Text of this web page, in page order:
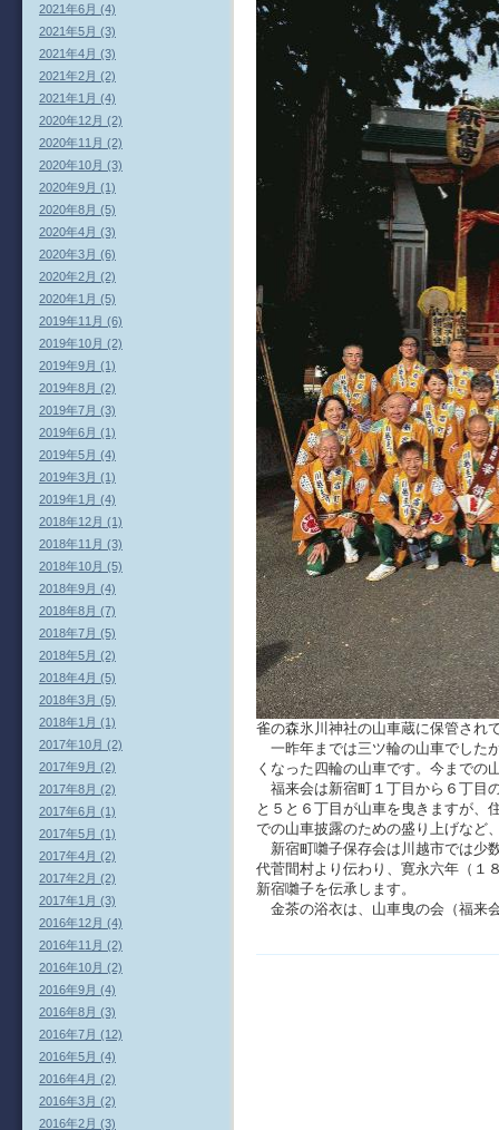
雀の森氷川神社の山車蔵に保管され
一昨年までは三ツ輪の山車でした
くなった四輪の山車です。今までの
福来会は新宿町１丁目から６丁目
と５と６丁目が山車を曳きますが、
での山車披露のための盛り上げなど
新宿町囃子保存会は川越市では少
代菅間村より伝わり、寛永六年（１
新宿囃子を伝承します。
金茶の浴衣は、山車曳の会（福来
2021年6月 (4)
2021年5月 (3)
2021年4月 (3)
2021年2月 (2)
2021年1月 (4)
2020年12月 (2)
2020年11月 (2)
2020年10月 (3)
2020年9月 (1)
2020年8月 (5)
2020年4月 (3)
2020年3月 (6)
2020年2月 (2)
2020年1月 (5)
2019年11月 (6)
2019年10月 (2)
2019年9月 (1)
2019年8月 (2)
2019年7月 (3)
2019年6月 (1)
2019年5月 (4)
2019年3月 (1)
2019年1月 (4)
2018年12月 (1)
2018年11月 (3)
2018年10月 (5)
2018年9月 (4)
2018年8月 (7)
2018年7月 (5)
2018年5月 (2)
2018年4月 (5)
2018年3月 (5)
2018年1月 (1)
2017年10月 (2)
2017年9月 (2)
2017年8月 (2)
2017年6月 (1)
2017年5月 (1)
2017年4月 (2)
2017年2月 (2)
2017年1月 (3)
2016年12月 (4)
2016年11月 (2)
2016年10月 (2)
2016年9月 (4)
2016年8月 (3)
2016年7月 (12)
2016年5月 (4)
2016年4月 (2)
2016年3月 (2)
2016年2月 (3)